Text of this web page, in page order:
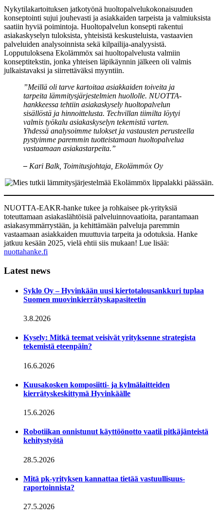
Nykytilakartoituksen jatkotyönä huoltopalvelukokonaisuuden
konseptointi sujui jouhevasti ja asiakkaiden tarpeista ja valmiuksista
saatiin hyviä poimintoja. Huoltopalvelun konsepti rakentui
asiakaskyselyn tuloksista, yhteisistä keskusteluista, vastaavien
palveluiden analysoinnista sekä kilpailija-analyysistä.
Lopputuloksena Ekolämmöx sai huoltopalvelusta valmiin
konseptitekstin, jonka yhteisen läpikäynnin jälkeen oli valmis
julkaistavaksi ja siirrettäväksi myyntiin.
”Meillä oli tarve kartoitaa asiakkaiden toiveita ja
tarpeita lämmitysjärjestelmien huollolle. NUOTTA-
hankkeessa tehtiin asiakaskysely huoltopalvelun
sisällöstä ja hinnoittelusta. Techvillan tiimilta löytyi
valmis työkalu asiakaskyselyn tekemistä varten.
Yhdessä analysoimme tulokset ja vastausten perusteella
pystyimme paremmin tuotteistamaan huoltopalvelua
vastaamaan asiakastarpeita.”
– Kari Balk, Toimitusjohtaja, Ekolämmöx Oy
NUOTTA-EAKR-hanke tukee ja rohkaisee pk-yrityksiä
toteuttamaan asiakaslähtöisiä palveluinnovaatioita, parantamaan
asiakasymmärrystään, ja kehittämään palveluja paremmin
vastaamaan asiakkaiden muuttuvia tarpeita ja odotuksia. Hanke
jatkuu kesään 2025, vielä ehtii siis mukaan! Lue lisää:
nuottahanke.fi
Latest news
Syklo Oy – Hyvinkään uusi kiertotalousankkuri tuplaa
Suomen muovinkierrätyskapasiteetin
3.8.2026
Kysely: Mitkä teemat veisivät yrityksenne strategista
tekemistä eteenpäin?
16.6.2026
Kuusakosken komposiitti- ja kylmälaitteiden
kierrätyskeskittymä Hyvinkäälle
15.6.2026
Robotiikan onnistunut käyttöönotto vaatii pitkäjänteistä
kehitystyötä
28.5.2026
Mitä pk-yrityksen kannattaa tietää vastuullisuus­
raportoinnista?
27.5.2026